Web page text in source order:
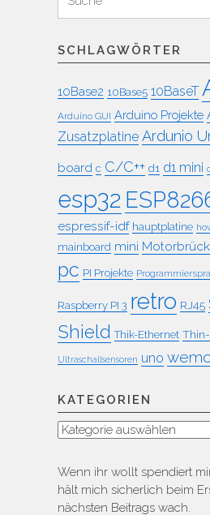
für:
SCHLAGWÖRTER
10Base2 10Base5 10BaseT
Arduino GUI Arduino Projekte
Zusatzplatine Ardunio
board c C/C++ d1 d1 mini
esp32
espressif-idf hauptplatine
mainboard mini
pc PI Projekte
Raspberry PI 3 retro RJ45
Shield Thik-Ethernet
Ultraschallsensoren uno
KATEGORIEN
Kategorien
Wenn ihr wollt spendiert
hält mich sicherlich beim
nächsten Beitrags wach.